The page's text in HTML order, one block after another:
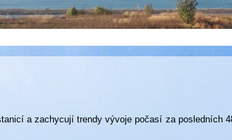
a zachycují trendy vývoje počasí za posledních